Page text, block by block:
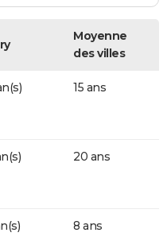
Moyenne
des villes
15 ans
20 ans
8 ans